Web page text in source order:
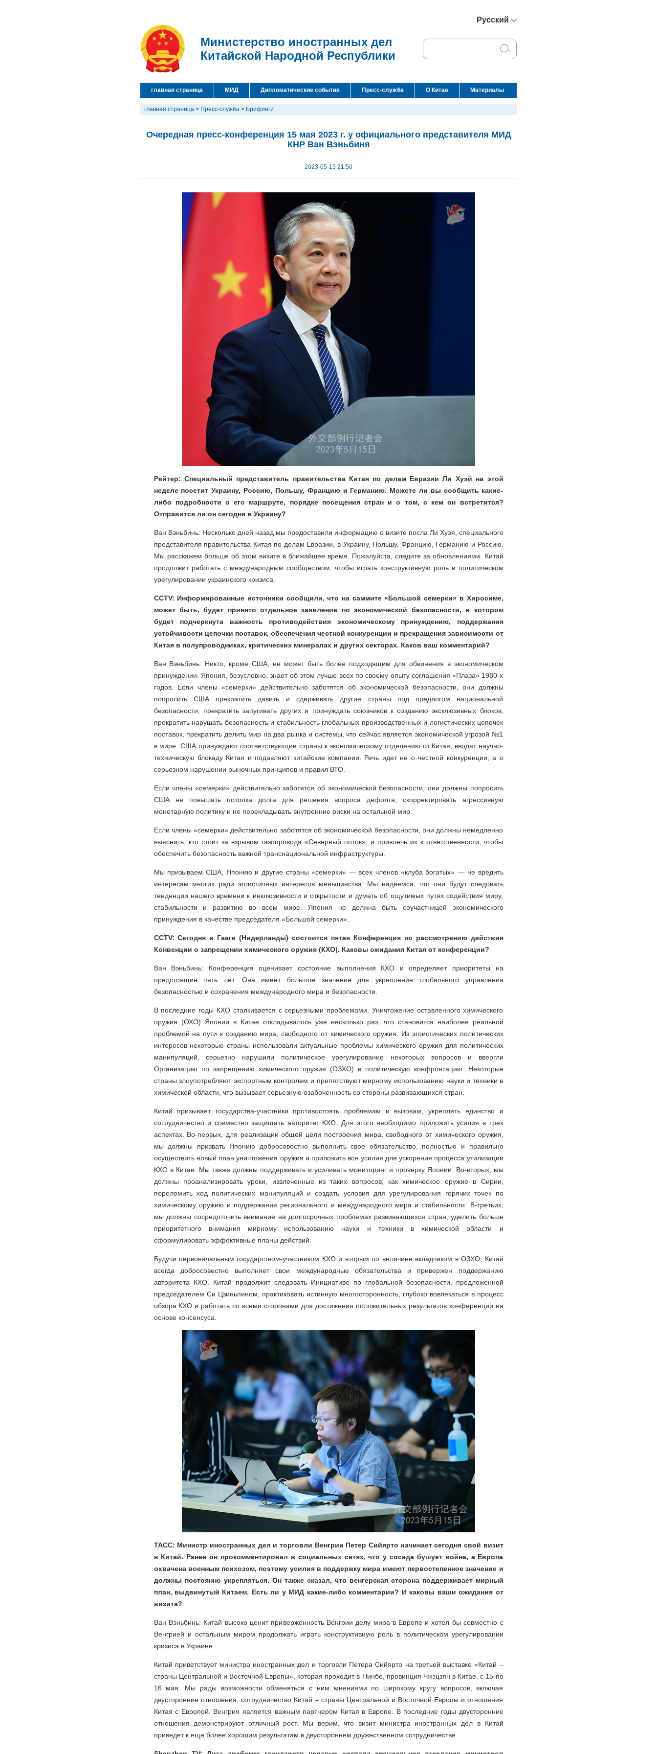
Русский
English
Español
عربي
Министерство иностранных дел
Китайской Народной Республики
главная страница МИД Дипломатические события Пресс-служба О Китае Материалы
главная страница > Пресс-служба > Брифинги
Очередная пресс-конференция 15 мая 2023 г. у официального представителя МИД
КНР Ван Вэньбиня
2023-05-15 21:50
Рейтер: Специальный представитель правительства Китая по делам Евразии Ли Хуэй на этой
неделе посетит Украину, Россию, Польшу, Францию и Германию. Можете ли вы сообщить какие-
либо подробности о его маршруте, порядке посещения стран и о том, с кем он встретится?
Отправится ли он сегодня в Украину?
Ван Вэньбинь: Несколько дней назад мы предоставили информацию о визите посла Ли Хуэя, специального
представителя правительства Китая по делам Евразии, в Украину, Польшу, Францию, Германию и Россию.
Мы расскажем больше об этом визите в ближайшее время. Пожалуйста, следите за обновлениями. Китай
продолжит работать с международным сообществом, чтобы играть конструктивную роль в политическом
урегулировании украинского кризиса.
CCTV: Информированные источники сообщили, что на саммите «Большой семерки» в Хиросиме,
может быть, будет принято отдельное заявление по экономической безопасности, в котором
будет подчеркнута важность противодействия экономическому принуждению, поддержания
устойчивости цепочки поставок, обеспечения честной конкуренции и прекращения зависимости от
Китая в полупроводниках, критических минералах и других секторах. Каков ваш комментарий?
Ван Вэньбинь: Никто, кроме США, не может быть более подходящим для обвинения в экономическом
принуждении. Япония, безусловно, знает об этом лучше всех по своему опыту соглашения «Плаза» 1980-х
годов. Если члены «семерки» действительно заботятся об экономической безопасности, они должны
попросить США прекратить давить и сдерживать другие страны под предлогом национальной
безопасности, прекратить запугивать других и принуждать союзников к созданию эксклюзивных блоков,
прекратить нарушать безопасность и стабильность глобальных производственных и логистических цепочек
поставок, прекратить делить мир на два рынка и системы, что сейчас является экономической угрозой №1
в мире. США принуждают соответствующие страны к экономическому отделению от Китая, вводят научно-
техническую блокаду Китая и подавляют китайские компании. Речь идет не о честной конкуренции, а о
серьезном нарушении рыночных принципов и правил ВТО.
Если члены «семерки» действительно заботятся об экономической безопасности, они должны попросить
США не повышать потолка долга для решения вопроса дефолта, скорректировать агрессивную
монетарную политику и не перекладывать внутренние риски на остальной мир.
Если члены «семерки» действительно заботятся об экономической безопасности, они должны немедленно
выяснить, кто стоит за взрывом газопровода «Северный поток», и привлечь их к ответственности, чтобы
обеспечить безопасность важной транснациональной инфраструктуры.
Мы призываем США, Японию и другие страны «семерки» — всех членов «клуба богатых» — не вредить
интересам многих ради эгоистичных интересов меньшинства. Мы надеемся, что они будут следовать
тенденции нашего времени к инклюзивности и открытости и думать об ощутимых путях содействия миру,
стабильности и развитию во всем мире. Япония не должна быть соучастницей экономического
принуждения в качестве председателя «Большой семерки».
CCTV: Сегодня в Гааге (Нидерланды) состоится пятая Конференция по рассмотрению действия
Конвенции о запрещении химического оружия (КХО). Каковы ожидания Китая от конференции?
Ван Вэньбинь: Конференция оценивает состояние выполнения КХО и определяет приоритеты на
предстоящие пять лет. Она имеет большое значение для укрепления глобального управления
безопасностью и сохранения международного мира и безопасности.
В последние годы КХО сталкивается с серьезными проблемами. Уничтожение оставленного химического
оружия (ОХО) Японии в Китае откладывалось уже несколько раз, что становится наиболее реальной
проблемой на пути к созданию мира, свободного от химического оружия. Из эгоистических политических
интересов некоторые страны использовали актуальные проблемы химического оружия для политических
манипуляций, серьезно нарушили политическое урегулирование некоторых вопросов и ввергли
Организацию по запрещению химического оружия (ОЗХО) в политическую конфронтацию. Некоторые
страны злоупотребляют экспортным контролем и препятствуют мирному использованию науки и техники в
химической области, что вызывает серьезную озабоченность со стороны развивающихся стран.
Китай призывает государства-участники противостоять проблемам и вызовам, укреплять единство и
сотрудничество и совместно защищать авторитет КХО. Для этого необходимо приложить усилия в трех
аспектах. Во-первых, для реализации общей цели построения мира, свободного от химического оружия,
мы должны призвать Японию добросовестно выполнить свое обязательство, полностью и правильно
осуществить новый план уничтожения оружия и приложить все усилия для ускорения процесса утилизации
КХО в Китае. Мы также должны поддерживать и усиливать мониторинг и проверку Японии. Во-вторых, мы
должны проанализировать уроки, извлеченные из таких вопросов, как химическое оружие в Сирии,
переломить ход политических манипуляций и создать условия для урегулирования горячих точек по
химическому оружию и поддержания регионального и международного мира и стабильности. В-третьих,
мы должны сосредоточить внимание на долгосрочных проблемах развивающихся стран, уделить больше
приоритетного внимания мирному использованию науки и техники в химической области и
сформулировать эффективные планы действий.
Будучи первоначальным государством-участником КХО и вторым по величине вкладчиком в ОЗХО, Китай
всегда добросовестно выполняет свои международные обязательства и привержен поддержанию
авторитета КХО. Китай продолжит следовать Инициативе по глобальной безопасности, предложенной
председателем Си Цзиньпином, практиковать истинную многосторонность, глубоко вовлекаться в процесс
обзора КХО и работать со всеми сторонами для достижения положительных результатов конференции на
основе консенсуса.
ТАСС: Министр иностранных дел и торговли Венгрии Петер Сийярто начинает сегодня свой визит
в Китай. Ранее он прокомментировал в социальных сетях, что у соседа бушует война, а Европа
охвачена военным психозом, поэтому усилия в поддержку мира имеют первостепенное значение и
должны постоянно укрепляться. Он также сказал, что венгерская сторона поддерживает мирный
план, выдвинутый Китаем. Есть ли у МИД какие-либо комментарии? И каковы ваши ожидания от
визита?
Ван Вэньбинь: Китай высоко ценит приверженность Венгрии делу мира в Европе и хотел бы совместно с
Венгрией и остальным миром продолжать играть конструктивную роль в политическом урегулировании
кризиса в Украине.
Китай приветствует министра иностранных дел и торговли Петера Сийярто на третьей выставке «Китай –
страны Центральной и Восточной Европы», которая проходит в Нинбо, провинция Чжэцзян в Китае, с 15 по
16 мая. Мы рады возможности обменяться с ним мнениями по широкому кругу вопросов, включая
двусторонние отношения, сотрудничество Китай – страны Центральной и Восточной Европы и отношения
Китая с Европой. Венгрия является важным партнером Китая в Европе. В последние годы двусторонние
отношения демонстрируют отличный рост. Мы верим, что визит министра иностранных дел в Китай
приведет к еще более хорошим результатам в двустороннем дружественном сотрудничестве.